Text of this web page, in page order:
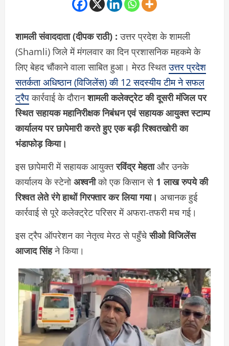
शामली संवाददाता (दीपक राठी) :उत्तर प्रदेश के शामली
(Shamli) जिले में मंगलवार का दिन प्रशासनिक महकमे के
लिए बेहद चौंकाने वाला साबित हुआ। मेरठ स्थितउत्तर प्रदेश
सतर्कता अधिष्ठान (विजिलेंस) की 12 सदस्यीय टीम ने सफल
ट्रैपकार्रवाई के दौरानशामली कलेक्ट्रेट की दूसरी मंजिल पर
स्थित सहायक महानिरीक्षक निबंधन एवं सहायक आयुक्त स्टाम्प
कार्यालय पर छापेमारी करते हुए एक बड़ी रिश्वतखोरी का
भंडाफोड़ किया।
इस छापेमारी में सहायक आयुक्तरविंद्र मेहताऔर उनके
कार्यालय के स्टेनोअश्वनीको एक किसान से 1 लाख रुपये की
रिश्वत लेते रंगे हाथों गिरफ्तार कर लिया गया। अचानक हुई
कार्रवाई से पूरे कलेक्ट्रेट परिसर में अफरा-तफरी मच गई।
इस ट्रैप ऑपरेशन का नेतृत्व मेरठ से पहुँचेसीओ विजिलेंस
आजाद सिंहने किया।